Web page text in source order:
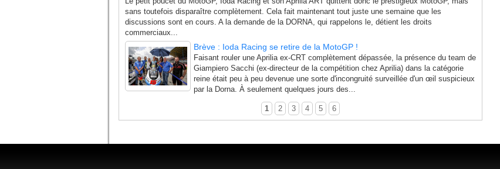
sans toutefois disparaître complètement. Cela fait maintenant tout juste une semaine que les
discussions sont en cours. A la demande de la DORNA, qui rappelons le, détient les droits
commerciaux...
Brève : Ioda Racing se retire de la MotoGP !
Faisant rouler une Aprilia ex-CRT complètement dépassée, la présence du team de
Giampiero Sacchi (ex-directeur de la compétition chez Aprilia) dans la catégorie
reine était peu à peu devenue une sorte d'incongruité surveillée d'un œil suspicieux
par la Dorna. À seulement quelques jours des...
1 2 3 4 5 6